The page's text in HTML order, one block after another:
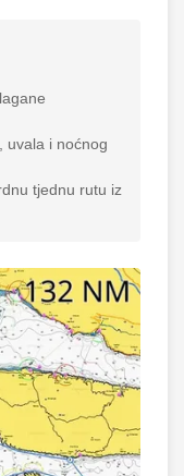
uvala i noćnog
​​tjednu rutu iz